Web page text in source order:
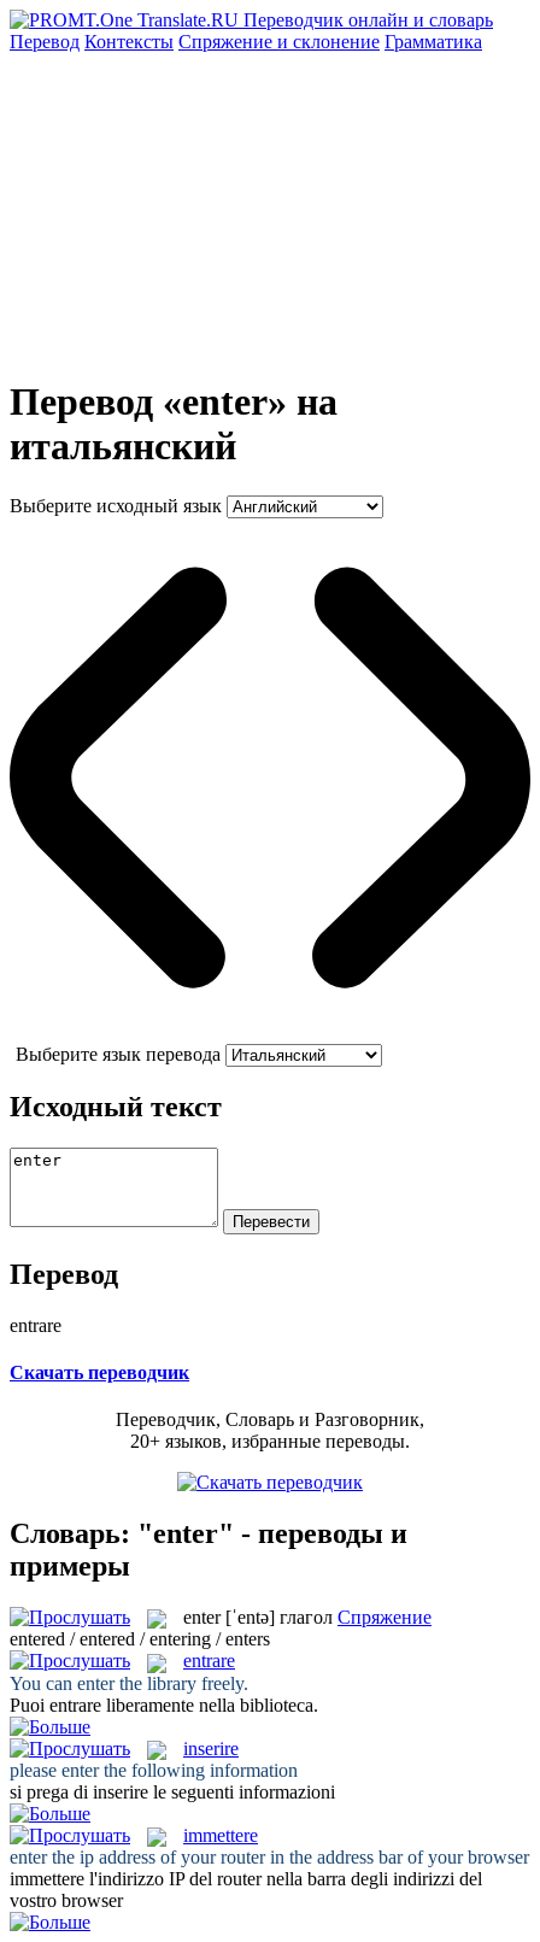
Перевод Контексты Спряжение и склонение Грамматика
Перевод «enter» на
итальянский
Выберите исходный язык
Выберите язык перевода
Исходный текст
Перевод
entrare
Скачать переводчик
Переводчик, Словарь и Разговорник,
20+ языков, избранные переводы.
Словарь: "enter" - переводы и
примеры
enter [ˈentə] глагол Спряжение
entered / entered / entering / enters
entrare
You can enterthe library freely.
Puoi entrare liberamente nella biblioteca.
inserire
please enterthe following information
si prega di inserire le seguenti informazioni
immettere
enterthe ip address of your router in the address bar of your browser
immettere l'indirizzo IP del router nella barra degli indirizzi del
vostro browser